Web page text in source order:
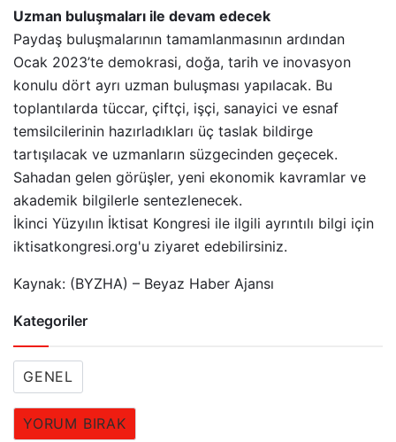
Uzman buluşmaları ile devam edecek
Paydaş buluşmalarının tamamlanmasının ardından
Ocak 2023’te demokrasi, doğa, tarih ve inovasyon
konulu dört ayrı uzman buluşması yapılacak. Bu
toplantılarda tüccar, çiftçi, işçi, sanayici ve esnaf
temsilcilerinin hazırladıkları üç taslak bildirge
tartışılacak ve uzmanların süzgecinden geçecek.
Sahadan gelen görüşler, yeni ekonomik kavramlar ve
akademik bilgilerle sentezlenecek.
İkinci Yüzyılın İktisat Kongresi ile ilgili ayrıntılı bilgi için
iktisatkongresi.org'u ziyaret edebilirsiniz.
Kaynak: (BYZHA) – Beyaz Haber Ajansı
Kategoriler
GENEL
YORUM BIRAK